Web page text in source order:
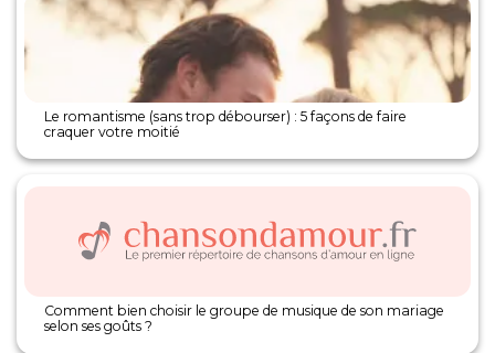
Le romantisme (sans trop débourser) : 5 façons de faire
craquer votre moitié
Comment bien choisir le groupe de musique de son mariage
selon ses goûts ?